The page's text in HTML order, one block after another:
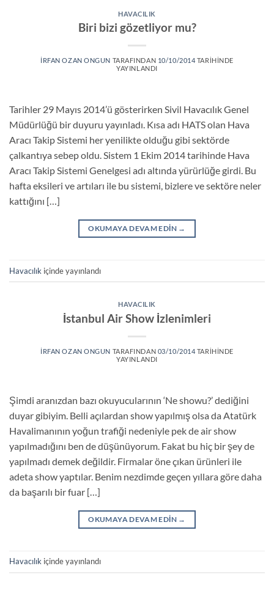
HAVACILIK
Biri bizi gözetliyor mu?
İRFAN OZAN ONGUN TARAFINDAN 10/10/2014TARIHINDE
YAYINLANDI
Tarihler 29 Mayıs 2014’ü gösterirken Sivil Havacılık Genel
Müdürlüğü bir duyuru yayınladı. Kısa adı HATS olan Hava
Aracı Takip Sistemi her yenilikte olduğu gibi sektörde
çalkantıya sebep oldu. Sistem 1 Ekim 2014 tarihinde Hava
Aracı Takip Sistemi Genelgesi adı altında yürürlüğe girdi. Bu
hafta eksileri ve artıları ile bu sistemi, bizlere ve sektöre neler
kattığını […]
OKUMAYA DEVAM EDIN →
Havacılık içinde yayınlandı
HAVACILIK
İstanbul Air Show İzlenimleri
İRFAN OZAN ONGUN TARAFINDAN 03/10/2014TARIHINDE
YAYINLANDI
Şimdi aranızdan bazı okuyucularının ‘Ne showu?’ dediğini
duyar gibiyim. Belli açılardan show yapılmış olsa da Atatürk
Havalimanının yoğun trafiği nedeniyle pek de air show
yapılmadığını ben de düşünüyorum. Fakat bu hiç bir şey de
yapılmadı demek değildir. Firmalar öne çıkan ürünleri ile
adeta show yaptılar. Benim nezdimde geçen yıllara göre daha
da başarılı bir fuar […]
OKUMAYA DEVAM EDIN →
Havacılık içinde yayınlandı